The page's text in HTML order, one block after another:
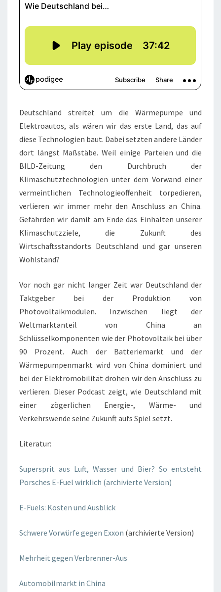
Deutschland streitet um die Wärmepumpe und
Elektroautos, als wären wir das erste Land, das auf
diese Technologien baut. Dabei setzten andere Länder
dort längst Maßstäbe. Weil einige Parteien und die
BILD-Zeitung den Durchbruch der
Klimaschutztechnologien unter dem Vorwand einer
vermeintlichen Technologieoffenheit torpedieren,
verlieren wir immer mehr den Anschluss an China.
Gefährden wir damit am Ende das Einhalten unserer
Klimaschutzziele, die Zukunft des
Wirtschaftsstandorts Deutschland und gar unseren
Wohlstand?
Vor noch gar nicht langer Zeit war Deutschland der
Taktgeber bei der Produktion von
Photovoltaikmodulen. Inzwischen liegt der
Weltmarktanteil von China an
Schlüsselkomponenten wie der Photovoltaik bei über
90 Prozent. Auch der Batteriemarkt und der
Wärmepumpenmarkt wird von China dominiert und
bei der Elektromobilität drohen wir den Anschluss zu
verlieren. Dieser Podcast zeigt, wie Deutschland mit
einer zögerlichen Energie-, Wärme- und
Verkehrswende seine Zukunft aufs Spiel setzt.
Literatur:
Supersprit aus Luft, Wasser und Bier? So entsteht
Porsches E-Fuel wirklich (archivierte Version)
E-Fuels: Kosten und Ausblick
Schwere Vorwürfe gegen Exxon (archivierte Version)
Mehrheit gegen Verbrenner-Aus
Automobilmarkt in China